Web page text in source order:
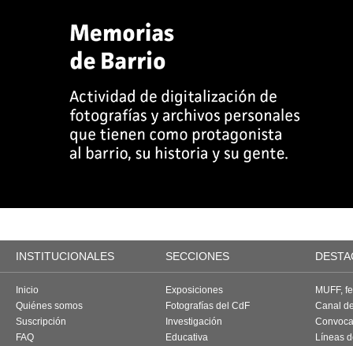
INSTITUCIONALES SECCIONES
Inicio
Quiénes somos
Suscripción
FAQ
Exposiciones
Fotografías del CdF
Investigación
Educativa
MUFF,
Canal
Líneas